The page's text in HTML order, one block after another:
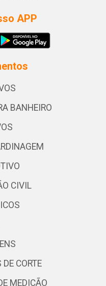
APP
BANHEIRO
CIVIL
DE CORTE
MEDIÇÃO